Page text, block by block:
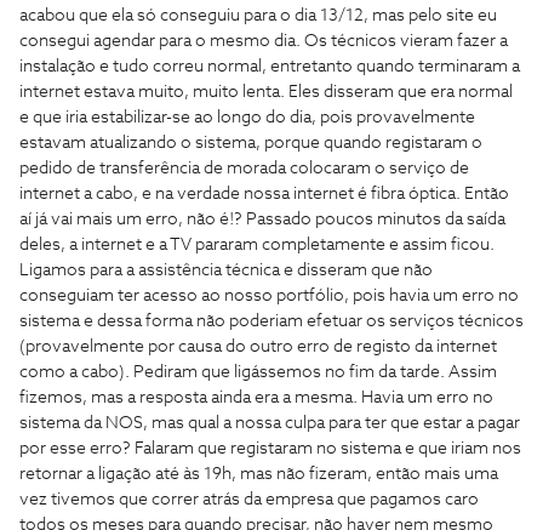
acabou que ela só conseguiu para o dia 13/12, mas pelo site eu
consegui agendar para o mesmo dia. Os técnicos vieram fazer a
instalação e tudo correu normal, entretanto quando terminaram a
internet estava muito, muito lenta. Eles disseram que era normal
e que iria estabilizar-se ao longo do dia, pois provavelmente
estavam atualizando o sistema, porque quando registaram o
pedido de transferência de morada colocaram o serviço de
internet a cabo, e na verdade nossa internet é fibra óptica. Então
aí já vai mais um erro, não é!? Passado poucos minutos da saída
deles, a internet e a TV pararam completamente e assim ficou.
Ligamos para a assistência técnica e disseram que não
conseguiam ter acesso ao nosso portfólio, pois havia um erro no
sistema e dessa forma não poderiam efetuar os serviços técnicos
(provavelmente por causa do outro erro de registo da internet
como a cabo). Pediram que ligássemos no fim da tarde. Assim
fizemos, mas a resposta ainda era a mesma. Havia um erro no
sistema da NOS, mas qual a nossa culpa para ter que estar a pagar
por esse erro? Falaram que registaram no sistema e que iriam nos
retornar a ligação até às 19h, mas não fizeram, então mais uma
vez tivemos que correr atrás da empresa que pagamos caro
todos os meses para quando precisar, não haver nem mesmo